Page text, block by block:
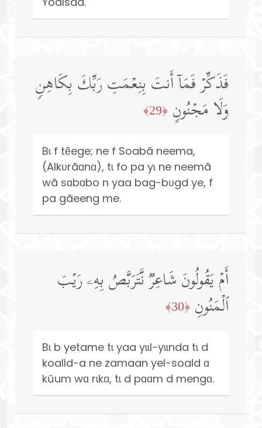
فَذَكِّرۡ فَمَاۤ أَنتَ بِنِعۡمَتِ رَبِّكَ بِكَاهِنࣲ
وَلَا مَجۡنُونٍ ﴿29﴾
Bɩ f tẽege; ne f Soabã neema,
(Alkʋrãɑnɑ), tɩ fo pa yɩ ne neemã
wã sɑbɑbo n yaa bag-bʋgd ye, f
pa gãeeng me.
أَمۡ یَقُولُونَ شَاعِرࣱ نَّتَرَبَّصُ بِهِۦ رَیۡبَ
ٱلۡمَنُونِ ﴿30﴾
Bɩ b yetame tɩ yaa yɩɩl-yɩɩnda tɩ d
koalld-a ne zamaan yel-soald ɑ
kũum wɑ rɩkɑ, tɩ d pɑɑm d mengɑ.